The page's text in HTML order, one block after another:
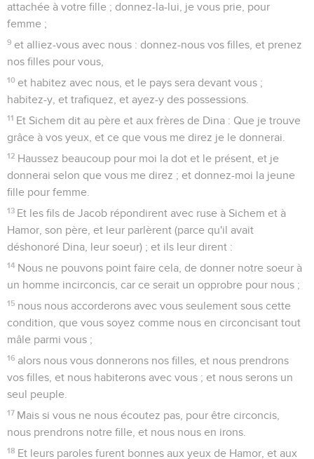
attachée à votre fille ; donnez-la-lui, je vous prie, pour
femme ;
9 et alliez-vous avec nous : donnez-nous vos filles, et prenez
nos filles pour vous,
10 et habitez avec nous, et le pays sera devant vous ;
habitez-y, et trafiquez, et ayez-y des possessions.
11 Et Sichem dit au père et aux frères de Dina : Que je trouve
grâce à vos yeux, et ce que vous me direz je le donnerai.
12 Haussez beaucoup pour moi la dot et le présent, et je
donnerai selon que vous me direz ; et donnez-moi la jeune
fille pour femme.
13 Et les fils de Jacob répondirent avec ruse à Sichem et à
Hamor, son père, et leur parlèrent (parce qu'il avait
déshonoré Dina, leur soeur) ; et ils leur dirent :
14 Nous ne pouvons point faire cela, de donner notre soeur à
un homme incirconcis, car ce serait un opprobre pour nous ;
15 nous nous accorderons avec vous seulement sous cette
condition, que vous soyez comme nous en circoncisant tout
mâle parmi vous ;
16 alors nous vous donnerons nos filles, et nous prendrons
vos filles, et nous habiterons avec vous ; et nous serons un
seul peuple.
17 Mais si vous ne nous écoutez pas, pour être circoncis,
nous prendrons notre fille, et nous nous en irons.
18 Et leurs paroles furent bonnes aux yeux de Hamor, et aux